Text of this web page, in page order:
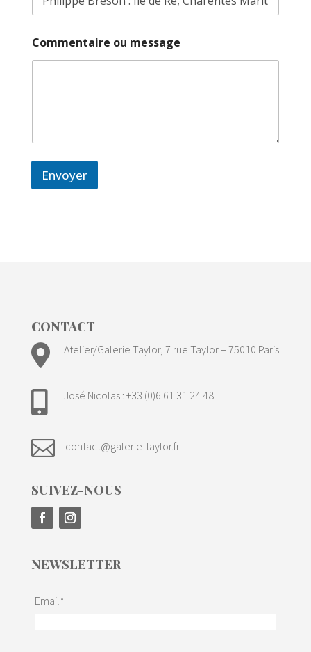
o
Commentaire ou message
Envoyer
CONTACT
 Atelier/Galerie Taylor, 7 rue Taylor – 75010 Paris
 José Nicolas : +33 (0)6 61 31 24 48
 contact@galerie-taylor.fr
SUIVEZ-NOUS
NEWSLETTER
Email*